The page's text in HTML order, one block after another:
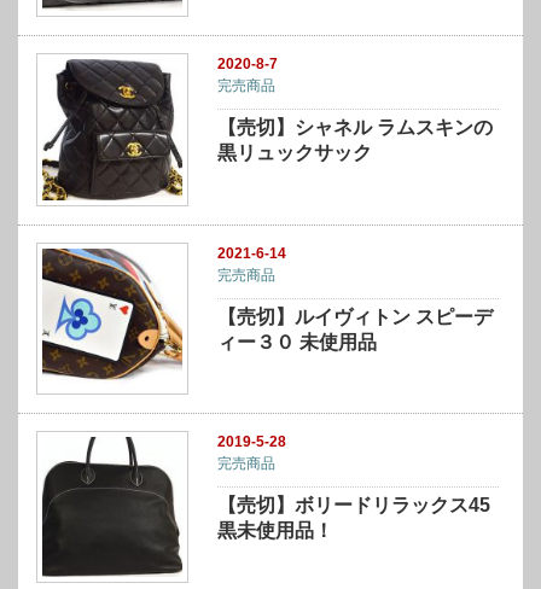
2020-8-7
完売商品
【売切】シャネル ラムスキンの
黒リュックサック
2021-6-14
完売商品
【売切】ルイヴィトン スピーデ
ィー３０ 未使用品
2019-5-28
完売商品
【売切】ボリードリラックス45
黒未使用品！